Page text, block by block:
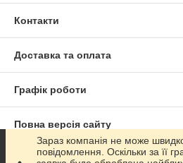
Контакти
Доставка та оплата
Графік роботи
Повна версія сайту
Сайт створено на маркетплейсі
Зараз компанія не може
повідомлення. Оскільки за її